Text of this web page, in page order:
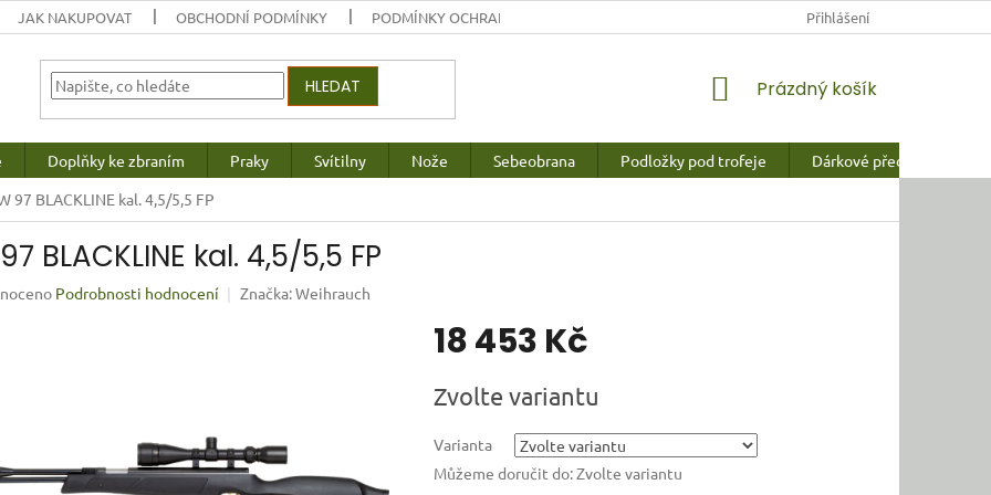
JAK NAKUPOVAT OBCHODNÍ PODMÍNKY PODMÍNKY OCHRANY OSOBNÍCH ÚDAJŮ Přihlášení
HLEDAT
NÁKUPNÍ
Prázdný košík
Doplňky ke zbraním Praky Svítilny Nože Sebeobrana Podložky pod trofeje
Dárkové předměty a
97 BLACKLINE kal. 4,5/5,5 FP
BLACKLINE kal. 4,5/5,5 FP
Podrobnosti hodnocení Značka:Weihrauch
18 453 Kč
cena:
Zvolte variantu
Varianta
Můžeme doručit do:Zvolte variantu